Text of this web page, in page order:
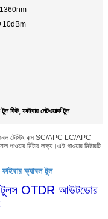
কিট, ফাইবার নেটওয়ার্ক টুল
টেস্টিং বক্স SC/APC LC/APC
মিটার লক্ষ্য।এই পাওয়ার মিটারটি
ফাইবার ক্যাবল টুল
টুলস OTDR আউটডোর